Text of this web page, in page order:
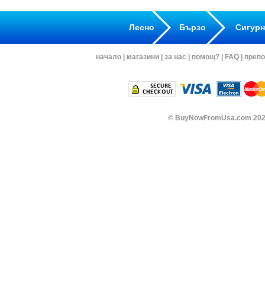
Лесно Бързо
начало магазини за нас помощ? FAQ
© BuyNowFromUsa.com